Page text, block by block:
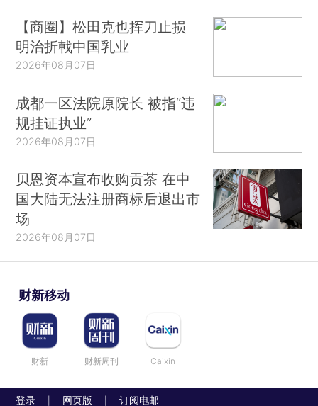
【商圈】松田克也挥刀止损
明治折戟中国乳业
2026年08月07日
成都一区法院原院长 被指“违
规挂证执业”
2026年08月07日
贝恩资本宣布收购贡茶 在中
国大陆无法注册商标后退出市
场
2026年08月07日
财新移动
财新 财新周刊 Caixin
登录 网页版 订阅电邮